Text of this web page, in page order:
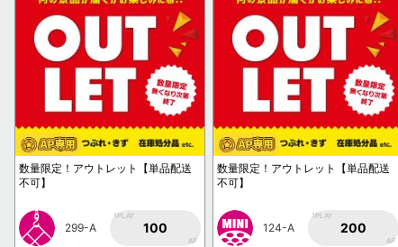
数量限定！アウトレット【単品配送
不可】
299-A
1PLAY
100
AP
数量限定！アウトレット【単品配送
不可】
124-A
1PLAY
200
AP